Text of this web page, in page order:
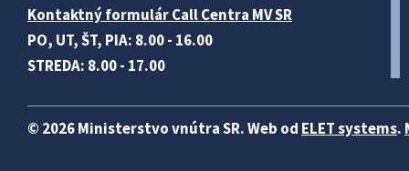
Kontaktný formulár Call Centra MV SR
PO, UT, ŠT, PIA: 8.00 - 16.00
STREDA: 8.00 - 17.00
© 2026 Ministerstvo vnútra SR. Web od ELET systems.